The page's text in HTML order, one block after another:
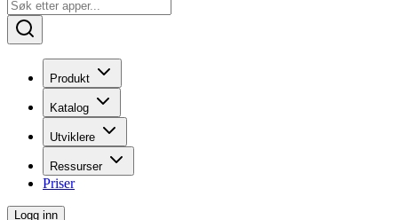
Produkt
Katalog
Utviklere
Ressurser
Priser
Logg inn